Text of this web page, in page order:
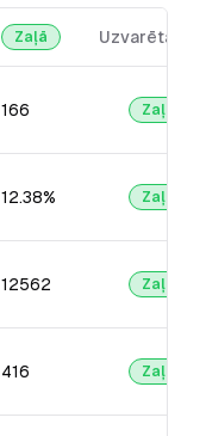
Zaļā Uzvarētājs
166 Zaļā
12.38% Zaļā
12562 Zaļā
416 Zaļā